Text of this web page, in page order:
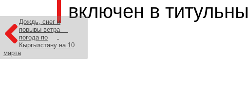
Дождь, снег и
порывы ветра —
погода по
Кыргызстану на 10
марта
включен в